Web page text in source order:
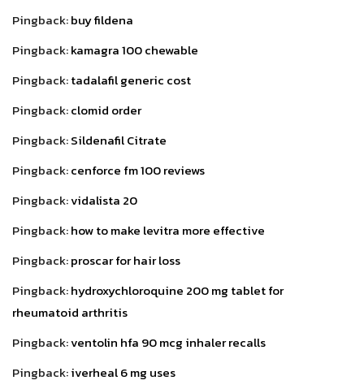
Pingback:buy fildena
Pingback:kamagra 100 chewable
Pingback:tadalafil generic cost
Pingback:clomid order
Pingback:Sildenafil Citrate
Pingback:cenforce fm 100 reviews
Pingback:vidalista 20
Pingback:how to make levitra more effective
Pingback:proscar for hair loss
Pingback:hydroxychloroquine 200 mg tablet for
rheumatoid arthritis
Pingback:ventolin hfa 90 mcg inhaler recalls
Pingback:iverheal 6 mg uses